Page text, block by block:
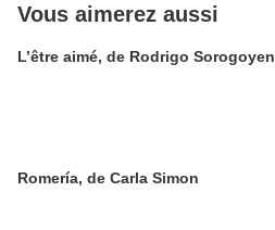
Vous aimerez aussi
L’être aimé, de Rodrigo Sorogoyen
Romería, de Carla Simon